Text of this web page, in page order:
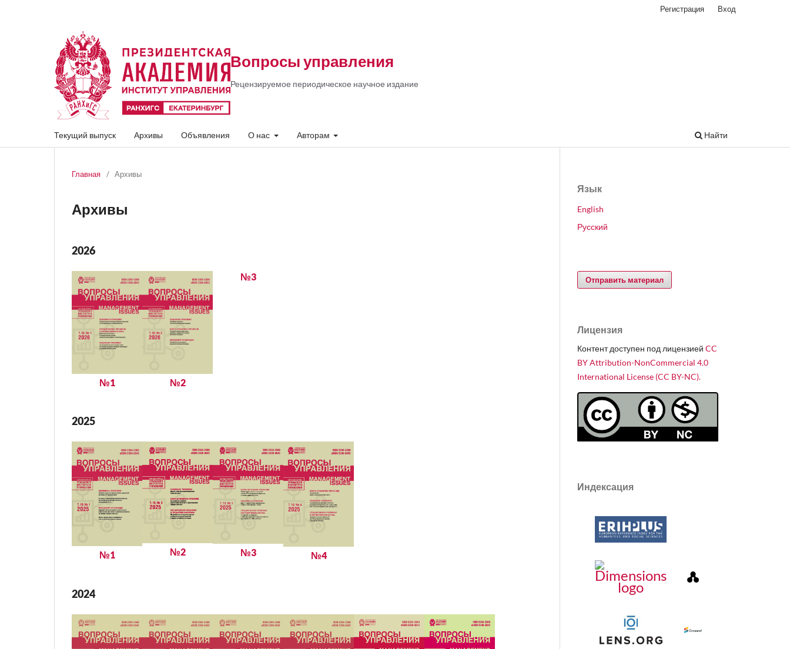
Вопросы управления
Рецензируемое периодическое научное издание
Текущий выпуск Архивы Объявления О нас Авторам Найти
Регистрация Вход
Главная / Архивы
Архивы
2026
№1 №2
№3
2025
№1 №2 №3 №4
2024
Язык
English
Русский
Отправить материал
Лицензия
Контент доступен под лицензией CC
BY Attribution-NonCommercial 4.0
International License (CC BY-NC).
Индексация